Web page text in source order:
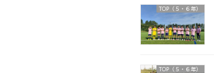
TOP（５・６年）
TOP（５・６年）